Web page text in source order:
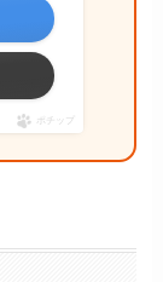
ポチップ